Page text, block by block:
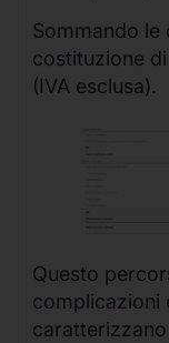
Sommando le
costituzione di
(IVA esclusa).
Questo
complicazioni